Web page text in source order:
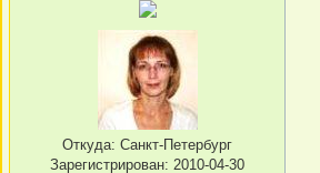
Откуда: Санкт-Петербург
Зарегистрирован: 2010-04-30